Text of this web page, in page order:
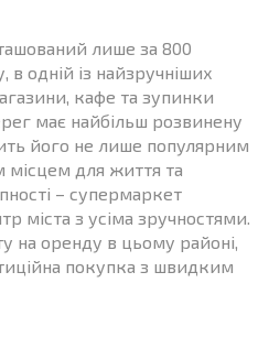
лише за 800
в одній із найзручніших
кафе та зупинки
має найбільш розвинену
його не лише популярним
для життя та
– супермаркет
міста з усіма зручностями.
на оренду в цьому районі,
покупка з швидким